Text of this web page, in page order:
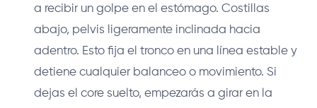
a recibir un golpe en el estómago. Costillas
abajo, pelvis ligeramente inclinada hacia
adentro. Esto fija el tronco en una línea estable y
detiene cualquier balanceo o movimiento. Si
dejas el core suelto, empezarás a girar en la